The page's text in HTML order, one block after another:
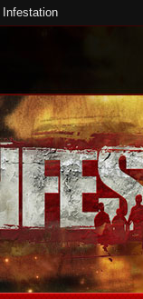
Infestation